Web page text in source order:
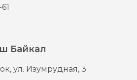
Байкал
ул. Изумрудная, 3